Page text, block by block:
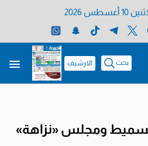
10 أغسطس 2026
بحث الارشيف
ومجلس «نزاهة»